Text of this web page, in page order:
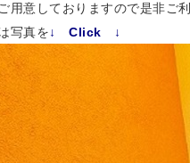
用意しておりますので是非ご
写真を↓ Click ↓